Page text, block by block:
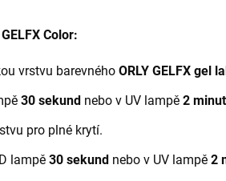
Color:
vrstvu barevného ORLY GELFX gel
30 sekund nebo v UV lampě 2
pro plné krytí.
lampě 30 sekund nebo v UV lampě 2